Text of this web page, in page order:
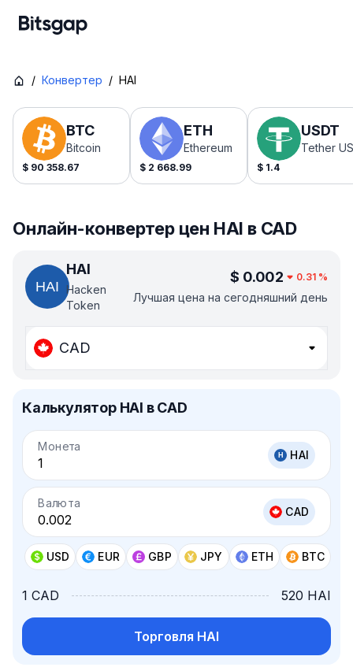
/ Конвертер / HAI
BTC
Bitcoin
$ 90 358.67
ETH
Ethereum
$ 2 668.99
USDT
Tether
$ 1.4
Онлайн-конвертер цен HAI в CAD
HAI
Hacken
Token
$ 0.002 0.31 %
Лучшая цена на сегодняшний день
CAD
Калькулятор HAI в CAD
Монета
HAI
Валюта
CAD
USD EUR GBP JPY ETH BTC
1 CAD 520 HAI
Торговля HAI